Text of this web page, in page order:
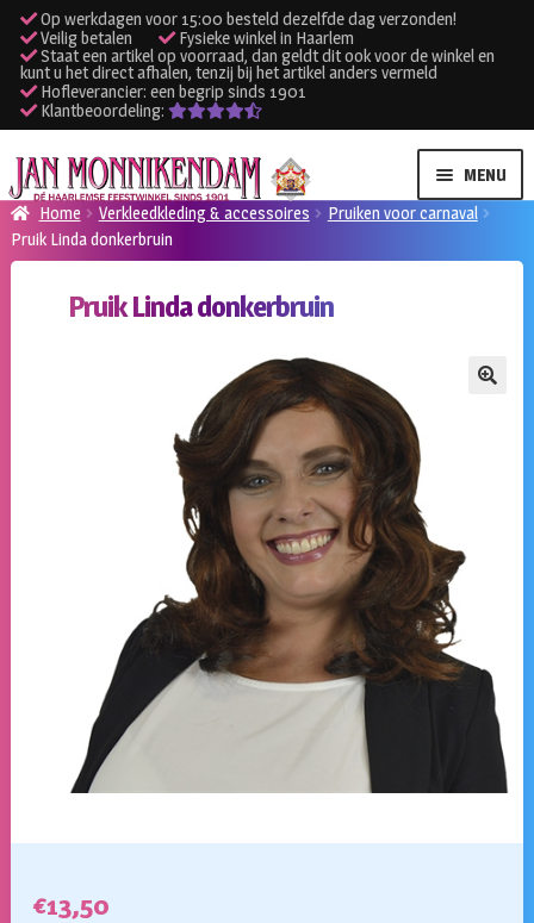
Op werkdagen voor 15:00 besteld dezelfde dag verzonden!
Veilig betalen
Fysieke winkel in Haarlem
Staat een artikel op voorraad, dan geldt dit ook voor de winkel en
kunt u het direct afhalen, tenzij bij het artikel anders vermeld
Hofleverancier: een begrip sinds 1901
Klantbeoordeling:
Ga
door
naar
navigatie
Ga
naar
de
inhoud
MENU
Verhuur kleding
Verhuur apparatuur
Klantenservice
Home Verkleedkleding & accessoires
Pruiken voor carnaval
Pruik Linda donkerbruin
Pruik Linda donkerbruin
€13,50